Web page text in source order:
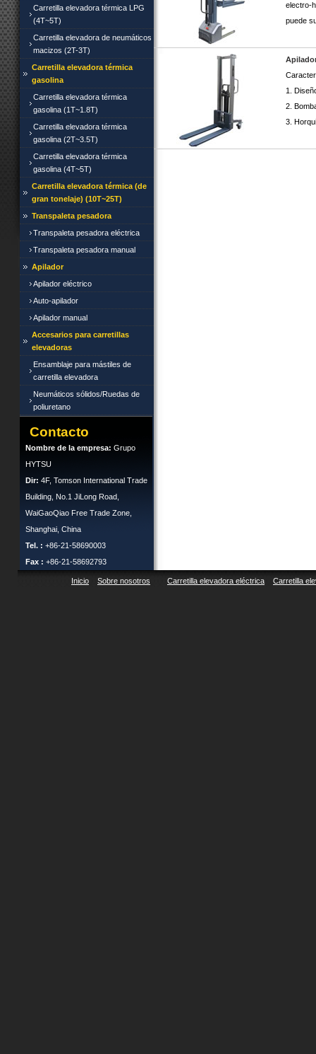
Carretilla elevadora térmica LPG
(4T~5T)
Carretilla elevadora de neumáticos
macizos (2T-3T)
Carretilla elevadora térmica
gasolina
Carretilla elevadora térmica
gasolina (1T~1.8T)
Carretilla elevadora térmica
gasolina (2T~3.5T)
Carretilla elevadora térmica
gasolina (4T~5T)
Carretilla elevadora térmica (de
gran tonelaje) (10T~25T)
Transpaleta pesadora
Transpaleta pesadora eléctrica
Transpaleta pesadora manual
Apilador
Apilador eléctrico
Auto-apilador
Apilador manual
Accesarios para carretillas
elevadoras
Ensamblaje para mástiles de
carretilla elevadora
Neumáticos sólidos/Ruedas de
poliuretano
Contacto
Nombre de la empresa: Grupo
HYTSU
Dir: 4F, Tomson International Trade
Building, No.1 JiLong Road,
WaiGaoQiao Free Trade Zone,
Shanghai, China
Tel. : +86-21-58690003
Fax : +86-21-58692793
electro-
puede
1.
2.
3.
Inicio Sobre nosotros Carretilla elevadora eléctrica Carretilla